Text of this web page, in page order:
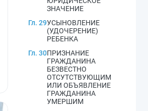
ЗНАЧЕНИЕ
Гл. 29УСЫНОВЛЕНИЕ
(УДОЧЕРЕНИЕ)
РЕБЕНКА
Гл. 30ПРИЗНАНИЕ
ГРАЖДАНИНА
БЕЗВЕСТНО
ОТСУТСТВУЮЩИМ
ИЛИ ОБЪЯВЛЕНИЕ
ГРАЖДАНИНА
УМЕРШИМ